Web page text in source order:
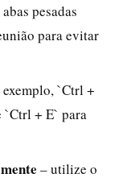
pesadas
para evitar
`Ctrl +
+ E` para
– utilize o